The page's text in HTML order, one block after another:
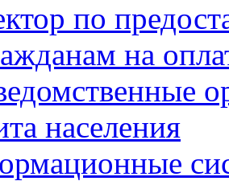
по
на
населения